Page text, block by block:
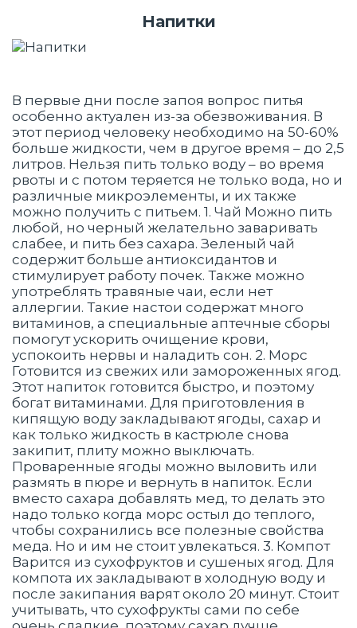
Напитки
В первые дни после запоя вопрос питья
особенно актуален из-за обезвоживания. В
этот период человеку необходимо на 50-60%
больше жидкости, чем в другое время – до 2,5
литров. Нельзя пить только воду – во время
рвоты и с потом теряется не только вода, но и
различные микроэлементы, и их также
можно получить с питьем. 1. Чай Можно пить
любой, но черный желательно заваривать
слабее, и пить без сахара. Зеленый чай
содержит больше антиоксидантов и
стимулирует работу почек. Также можно
употреблять травяные чаи, если нет
аллергии. Такие настои содержат много
витаминов, а специальные аптечные сборы
помогут ускорить очищение крови,
успокоить нервы и наладить сон. 2. Морс
Готовится из свежих или замороженных ягод.
Этот напиток готовится быстро, и поэтому
богат витаминами. Для приготовления в
кипящую воду закладывают ягоды, сахар и
как только жидкость в кастрюле снова
закипит, плиту можно выключать.
Проваренные ягоды можно выловить или
размять в пюре и вернуть в напиток. Если
вместо сахара добавлять мед, то делать это
надо только когда морс остыл до теплого,
чтобы сохранились все полезные свойства
меда. Но и им не стоит увлекаться. 3. Компот
Варится из сухофруктов и сушеных ягод. Для
компота их закладывают в холодную воду и
после закипания варят около 20 минут. Стоит
учитывать, что сухофрукты сами по себе